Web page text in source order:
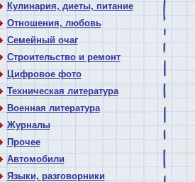
Кулинария, диеты, питание
Отношения, любовь
Семейный очаг
Строительство и ремонт
Цифровое фото
Техническая литература
Военная литература
Журналы
Прочее
Автомобили
Языки, разговорники